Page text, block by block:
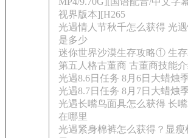
视界版本][H265
光遇情人节秋千怎么获得 光
是多少
迷你世界沙漠生存攻略① 生
第五人格古董商 古董商技能
光遇8.6日任务 8月6日大蜡烛
光遇8.7日任务 8月7日大蜡烛
光遇长嘴鸟面具怎么获得 长
在哪里
光遇紧身棉裤怎么获得？显